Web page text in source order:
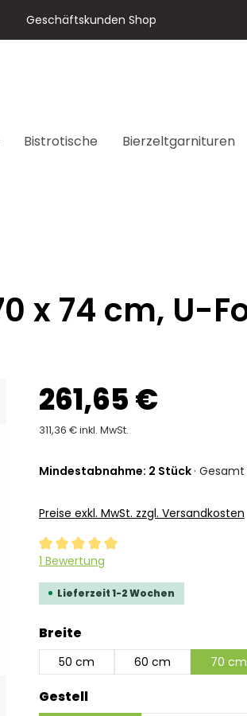
Geschäftskunden Shop
Bistrotische Bierzeltgarnituren
x 74 cm, U-
261,65 €
311,36 € inkl. MwSt.
Mindestabnahme: 2 Stück ·
Preise exkl. MwSt. zzgl. Versandkosten
Durchschnittliche Bewertung von 5
1 Bewertung
Lieferzeit 1-2 Wochen
Breite
50 cm 60 cm 70 cm
Gestellauswählen